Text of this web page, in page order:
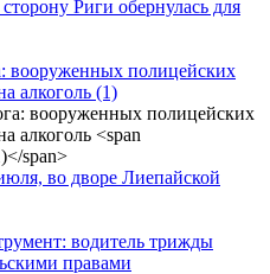
Риги обернулась для
вооруженных полицейских
алкоголь (1)
во дворе Лиепайской
водитель трижды
правами